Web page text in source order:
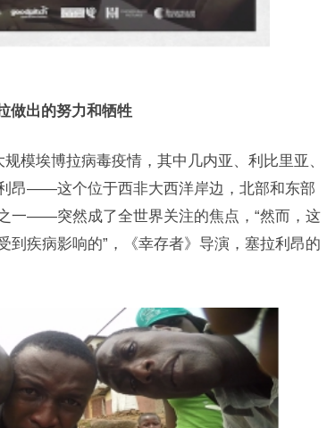
出的努力和牺牲
埃博拉病毒疫情，其中几内亚、利比里亚、
昂——这个位于西非大西洋岸边，北部和东部
一——突然成了全世界关注的焦点，“然而，这
疾病影响的”，《幸存者》导演，塞拉利昂的